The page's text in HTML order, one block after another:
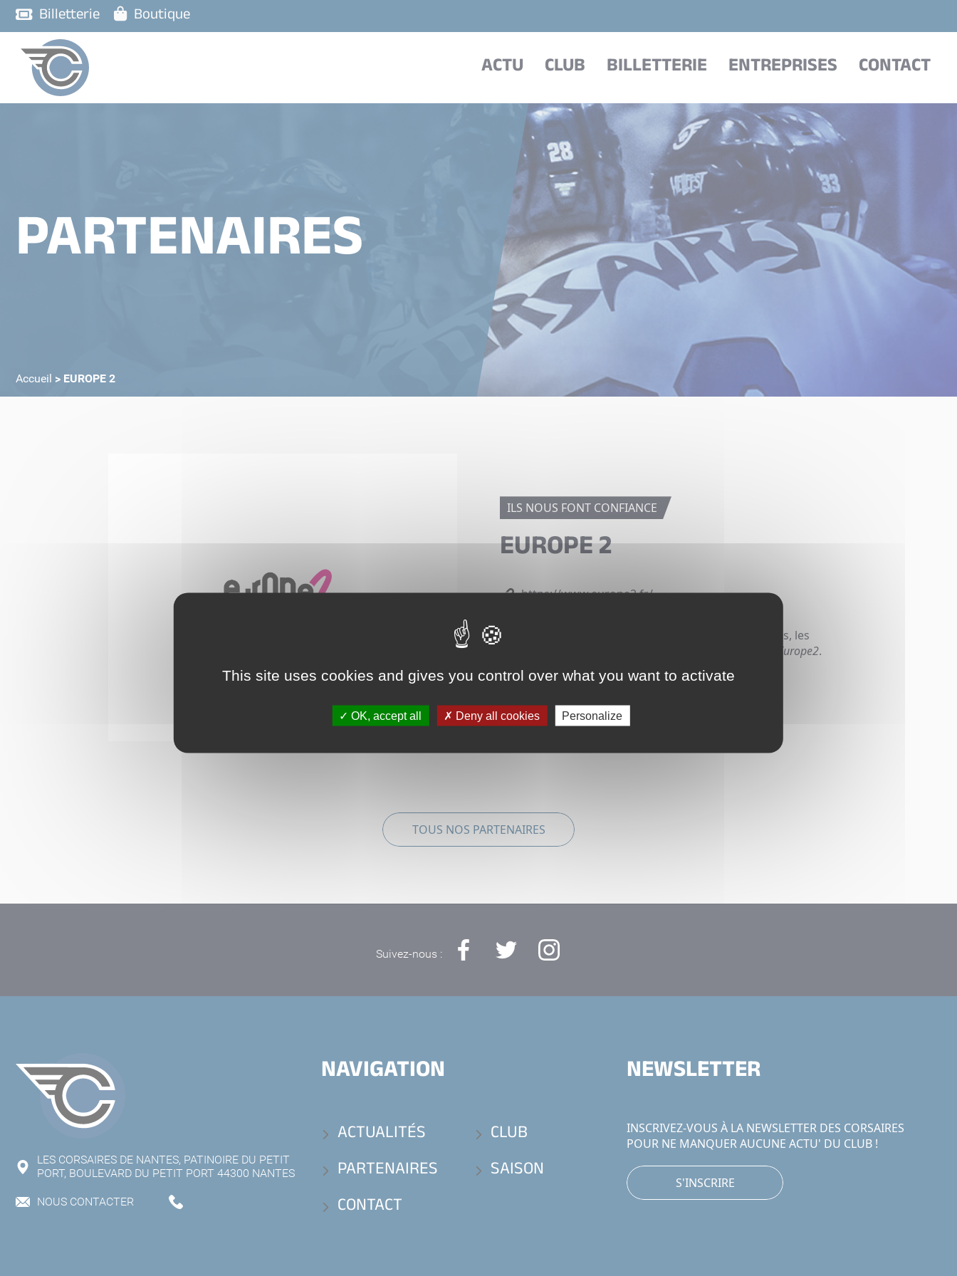
Billetterie Boutique
ACTU CLUB BILLETTERIE ENTREPRISES CONTACT
PARTENAIRES
Accueil > EUROPE 2
ILS NOUS FONT CONFIANCE
EUROPE 2
https://www.europe2.fr/
Retrouvez les webradios, vos émissions, les actualités, les
Europe2.
TOUS NOS PARTENAIRES
Suivez-nous :
LES CORSAIRES DE NANTES, PATINOIRE DU PETIT
PORT, BOULEVARD DU PETIT PORT 44300 NANTES
NOUS CONTACTER
NAVIGATION
ACTUALITÉS
CLUB
PARTENAIRES
SAISON
CONTACT
NEWSLETTER
INSCRIVEZ-VOUS À LA NEWSLETTER DES CORSAIRES
POUR NE MANQUER AUCUNE ACTU' DU CLUB !
S'INSCRIRE
This site uses cookies and gives you control over what you want to activate
OK, accept all Deny all cookies Personalize